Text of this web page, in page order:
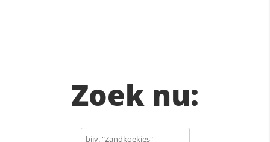
Zoek nu: